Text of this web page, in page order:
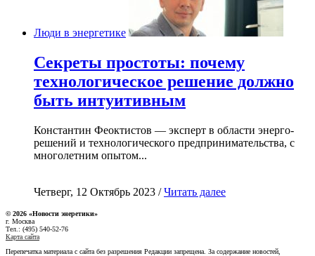
Люди в энергетике
Секреты простоты: почему
технологическое решение должно
быть интуитивным
Константин Феоктистов — эксперт в области энерго-
решений и технологического предпринимательства, с
многолетним опытом...
Четверг, 12 Октябрь 2023 /Читать далее
© 2026 «Новости энеретики»
г. Москва
Тел.: (495) 540-52-76
Карта сайта
Перепечатка материала с сайта без разрешения Редакции запрещена. За содержание новостей,